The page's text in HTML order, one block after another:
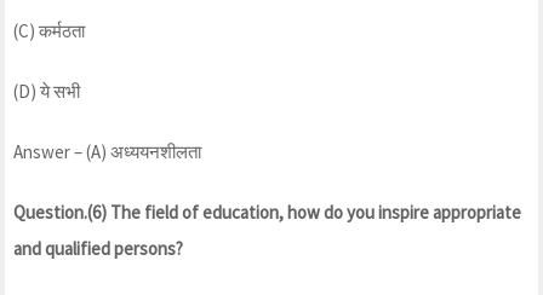
(C) कर्मठता
(D) ये सभी
Answer – (A) अध्ययनशीलता
Question.(6) The field of education, how do you inspire appropriate
and qualified persons?